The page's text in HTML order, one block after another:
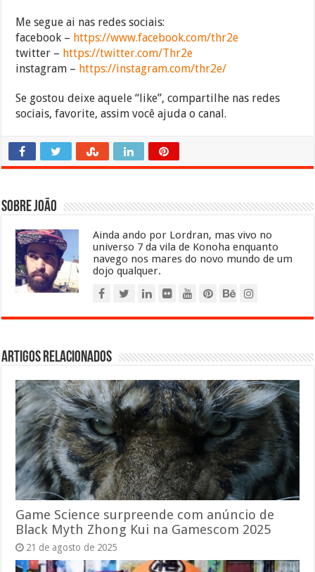
Me segue ai nas redes sociais:
facebook – https://www.facebook.com/thr2e
twitter – https://twitter.com/Thr2e
instagram – https://instagram.com/thr2e/
Se gostou deixe aquele “like”, compartilhe nas redes
sociais, favorite, assim você ajuda o canal.
Sobre João
Ainda ando por Lordran, mas vivo no
universo 7 da vila de Konoha enquanto
navego nos mares do novo mundo de um
dojo qualquer.
Artigos relacionados
Game Science surpreende com anúncio de
Black Myth Zhong Kui na Gamescom 2025
21 de agosto de 2025